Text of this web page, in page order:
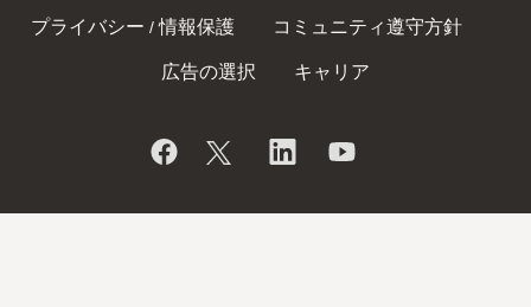
プライバシー / 情報保護 コミュニティ遵守方針
広告の選択 キャリア